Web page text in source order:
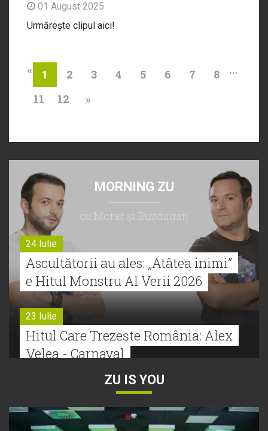
01 August 2025
Urmărește clipul aici!
« 1 2 3 4 5 6 7 8 ...
11 12 »
MORNING ZU
cu Morar şi Buzdugan
24 Iulie
Ascultătorii au ales: „Atâtea inimi”
e Hitul Monstru Al Verii 2026
23 Iulie
Hitul Care Trezește România: Alex
Velea - Carnaval
Bătălie strânsă la Hitul Monstru Al
Verii: Cabron versus Faydee
ZU IS YOU